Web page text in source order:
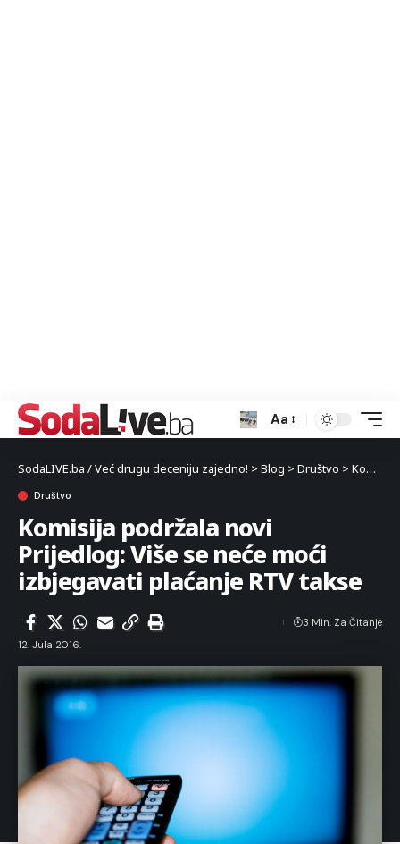
Aa
SodaLIVE.ba / Već drugu deceniju zajedno! > Blog > Društvo > Komisija podržala novi Prijedlog: Više se neće moći izbjegavati plaćanje RTV takse
Društvo
Komisija podržala novi
Prijedlog: Više se neće moći
izbjegavati plaćanje RTV takse
12. Jula 2016.
3 Min. Za Čitanje